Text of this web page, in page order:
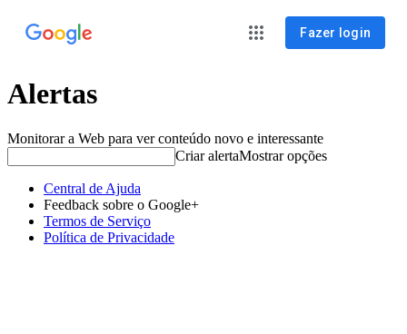
Fazer login
Alertas
Monitorar a Web para ver conteúdo novo e interessante
Criar alertaMostrar opções
Central de Ajuda
Feedback sobre o Google+
Termos de Serviço
Política de Privacidade